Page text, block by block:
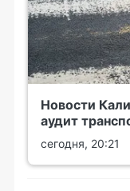
Новости
аудит
сегодня, 20:21